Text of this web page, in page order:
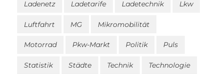
Ladenetz Ladetarife Ladetechnik Lkw
Luftfahrt MG Mikromobilität
Motorrad Pkw-Markt Politik Puls
Statistik Städte Technik Technologie